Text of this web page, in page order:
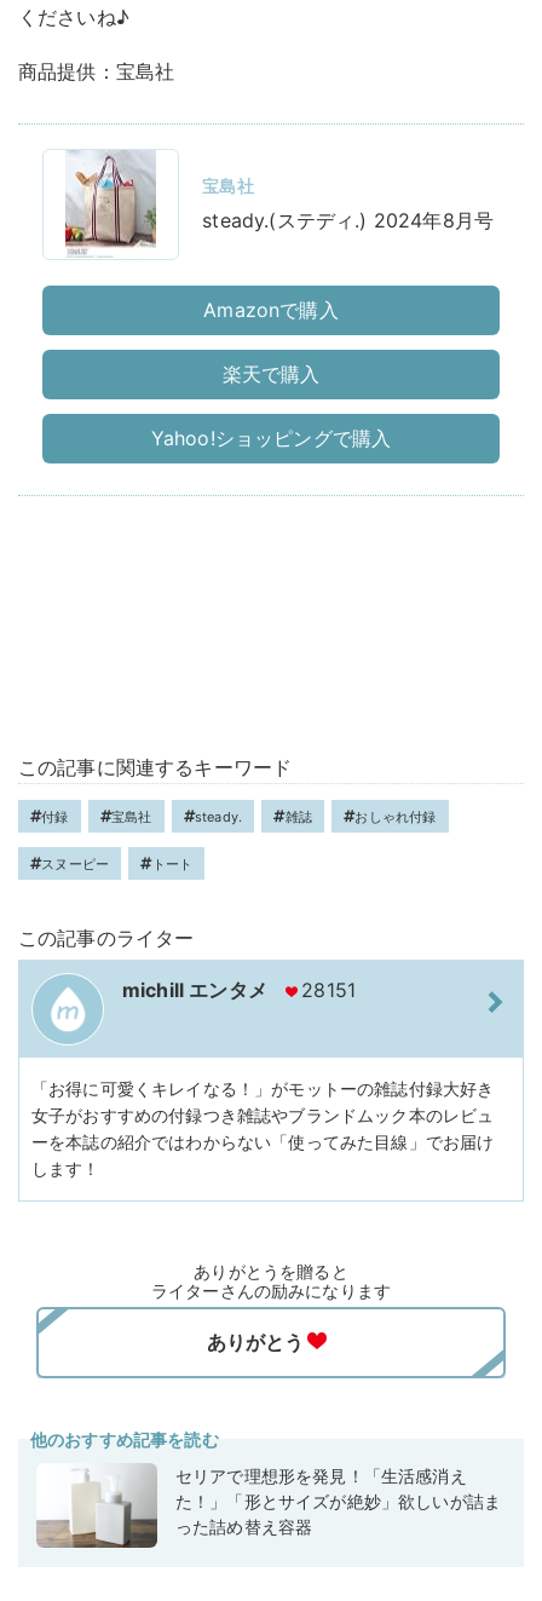
くださいね♪
商品提供：宝島社
宝島社
steady.(ステディ.) 2024年8月号
Amazonで購入
楽天で購入
Yahoo!ショッピングで購入
この記事に関連するキーワード
付録 宝島社 steady. 雑誌 おしゃれ付録
スヌーピー トート
この記事のライター
michill エンタメ 28151
「お得に可愛くキレイなる！」がモットーの雑誌付録大好き
女子がおすすめの付録つき雑誌やブランドムック本のレビュ
ーを本誌の紹介ではわからない「使ってみた目線」でお届け
します！
ありがとうを贈ると
ライターさんの励みになります
他のおすすめ記事を読む
セリアで理想形を発見！「生活感消え
た！」「形とサイズが絶妙」欲しいが詰ま
った詰め替え容器